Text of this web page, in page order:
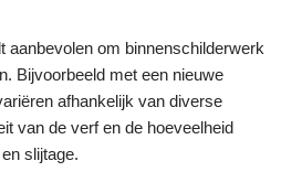
aanbevolen om binnenschilderwerk
Bijvoorbeeld met een nieuwe
afhankelijk van diverse
van de verf en de hoeveelheid
slijtage.